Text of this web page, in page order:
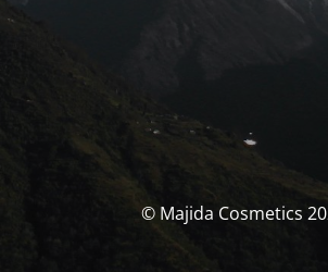
© Majida Cosmetics